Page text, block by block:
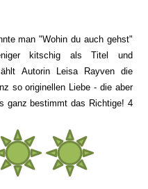
man "Wohin du auch gehst"
kitschig als Titel und
Autorin Leisa Rayven die
so originellen Liebe - die aber
ganz bestimmt das Richtige! 4